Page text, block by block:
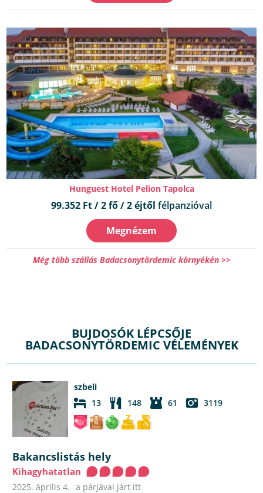
Hunguest Hotel Pelion Tapolca
99.352 Ft / 2 fő / 2 éjtől félpanzióval
Megnézem
Még több szállás Badacsonytördemic környékén >>
BUJDOSÓK LÉPCSŐJE
BADACSONYTÖRDEMIC VÉLEMÉNYEK
szbeli
13
148 61 3119
Bakancslistás hely
Kihagyhatatlan
2025. április 4. a párjával járt itt